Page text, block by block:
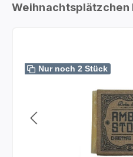
Weihnachtsplätzchen
Nur noch 2 Stück